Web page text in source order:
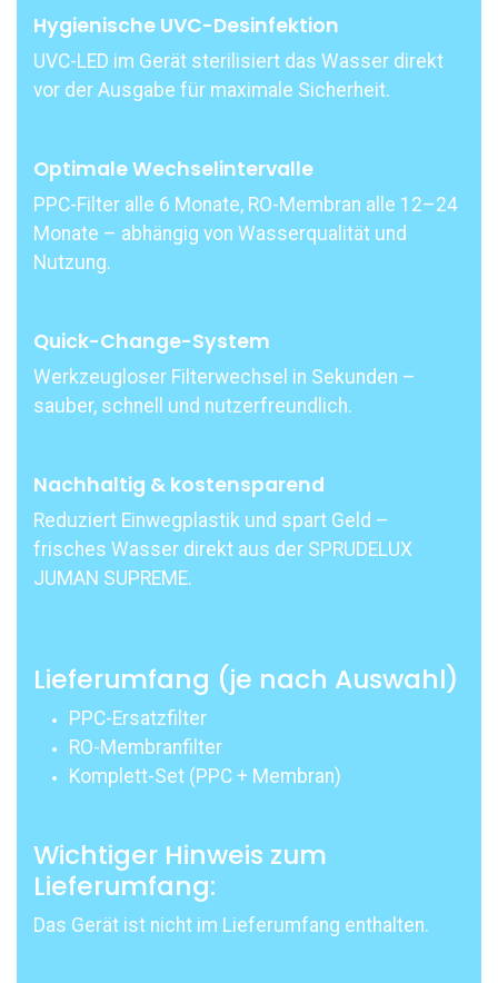
Hygienische UVC-Desinfektion
UVC-LED im Gerät sterilisiert das Wasser direkt
vor der Ausgabe für maximale Sicherheit.
Optimale Wechselintervalle
PPC-Filter alle 6 Monate, RO-Membran alle 12–24
Monate – abhängig von Wasserqualität und
Nutzung.
Quick-Change-System
Werkzeugloser Filterwechsel in Sekunden –
sauber, schnell und nutzerfreundlich.
Nachhaltig & kostensparend
Reduziert Einwegplastik und spart Geld –
frisches Wasser direkt aus der SPRUDELUX
JUMAN SUPREME.
Lieferumfang (je nach Auswahl)
PPC-Ersatzfilter
RO-Membranfilter
Komplett-Set (PPC + Membran)
Wichtiger Hinweis zum
Lieferumfang:
Das Gerät ist nicht im Lieferumfang enthalten.